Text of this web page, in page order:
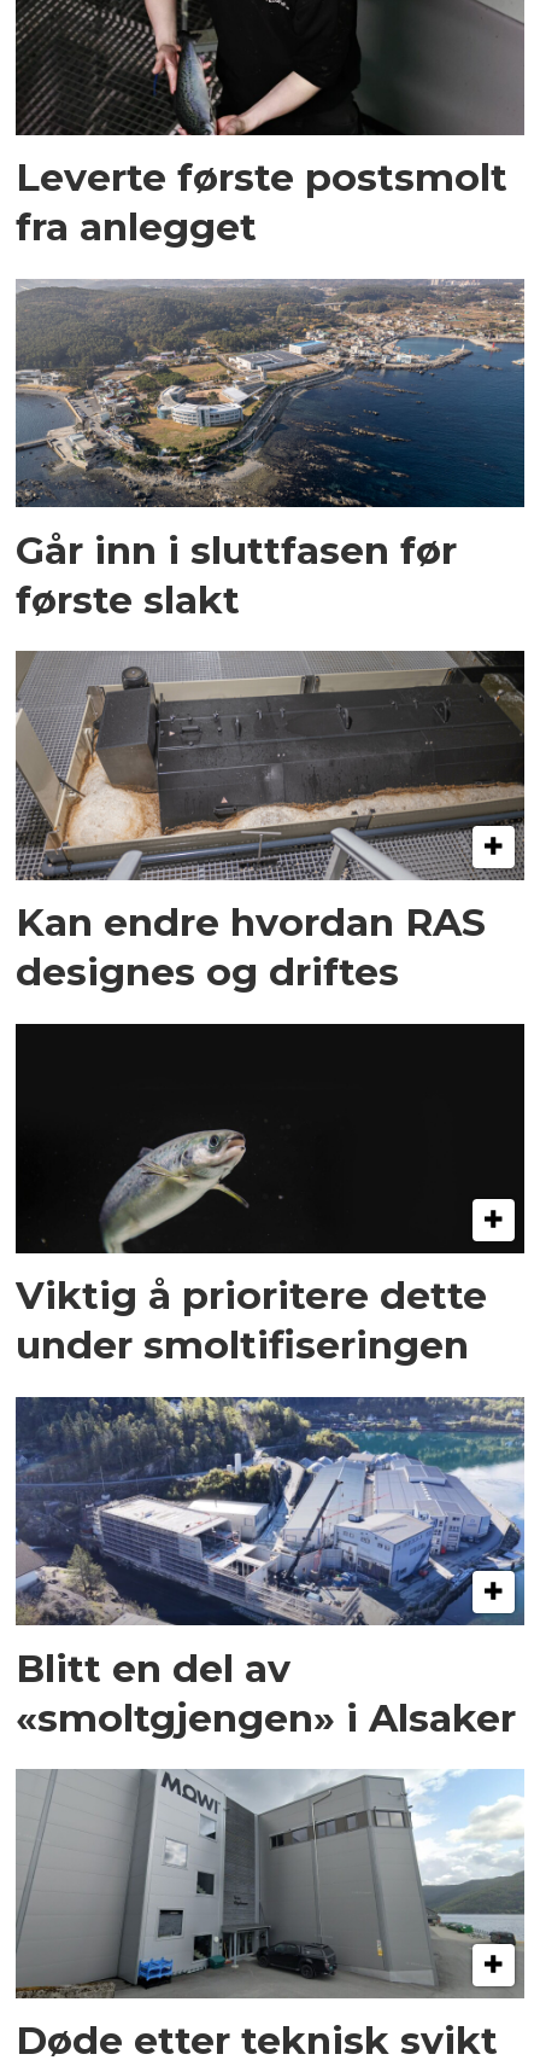
Leverte første postsmolt
fra anlegget
Går inn i sluttfasen før
første slakt
Kan endre hvordan RAS
designes og driftes
Viktig å prioritere dette
under smoltifiseringen
Blitt en del av
«smoltgjengen» i Alsaker
Døde etter teknisk svikt